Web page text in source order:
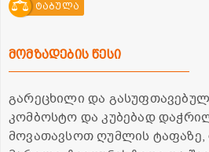
ტაბულა
მომზადების წესი
გარეცხილი და
კომბოსტო და კუბებად
მოვათავსოთ ღუმლის